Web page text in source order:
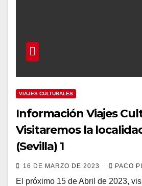
VIAJES CULTURALES
Información Viajes
Visitaremos la
(Sevilla) 1
16 DE MARZO DE 2023 PACO
El próximo 15 de Abril de 2023,